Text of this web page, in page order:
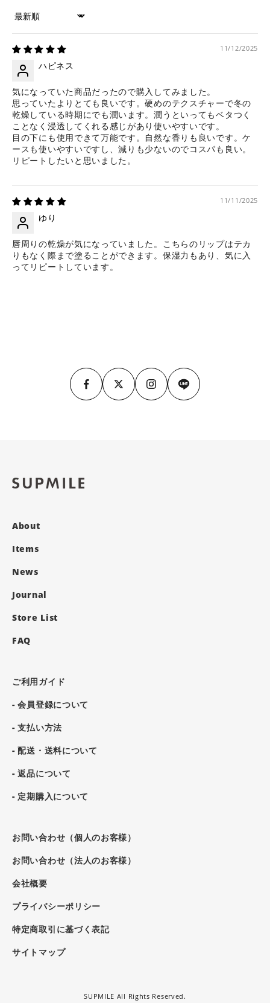
Sort by
11/12/2025
ハピネス
気になっていた商品だったので購入してみました。
思っていたよりとても良いです。硬めのテクスチャーで冬の
乾燥している時期にでも潤います。潤うといってもベタつく
ことなく浸透してくれる感じがあり使いやすいです。
目の下にも使用できて万能です。自然な香りも良いです。ケ
ースも使いやすいですし、減りも少ないのでコスパも良い。
リピートしたいと思いました。
11/11/2025
ゆり
唇周りの乾燥が気になっていました。こちらのリップはテカ
りもなく際まで塗ることができます。保湿力もあり、気に入
ってリピートしています。
About
Items
News
Journal
Store List
FAQ
ご利用ガイド
- 会員登録について
- 支払い方法
- 配送・送料について
- 返品について
- 定期購入について
お問い合わせ（個人のお客様）
お問い合わせ（法人のお客様）
会社概要
プライバシーポリシー
特定商取引に基づく表記
サイトマップ
SUPMILE All Rights Reserved.